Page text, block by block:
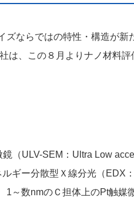
ならではの特性・構造が新
は、この８月よりナノ材料評
（ULV-SEM：Ultra Low
ギー分散型Ｘ線分光（EDX
1～数nmのＣ担体上のPt触媒